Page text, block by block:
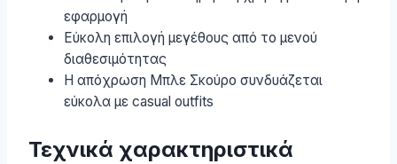
εφαρμογή
Εύκολη επιλογή μεγέθους από το μενού
διαθεσιμότητας
Η απόχρωση Μπλε Σκούρο συνδυάζεται
εύκολα με casual outfits
Τεχνικά χαρακτηριστικά